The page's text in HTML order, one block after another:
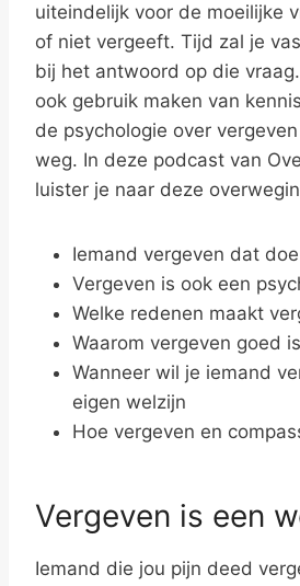
uiteindelijk voor de moeilijke
of niet vergeeft. Tijd zal je
bij het antwoord op die
ook gebruik maken van
de psychologie over
weg. In deze podcast van
luister je naar deze
Iemand vergeven dat
Vergeven is ook een
Welke redenen maakt
Waarom vergeven goed
Wanneer wil je iemand
eigen welzijn
Hoe vergeven en
Vergeven is een
Iemand die jou pijn deed